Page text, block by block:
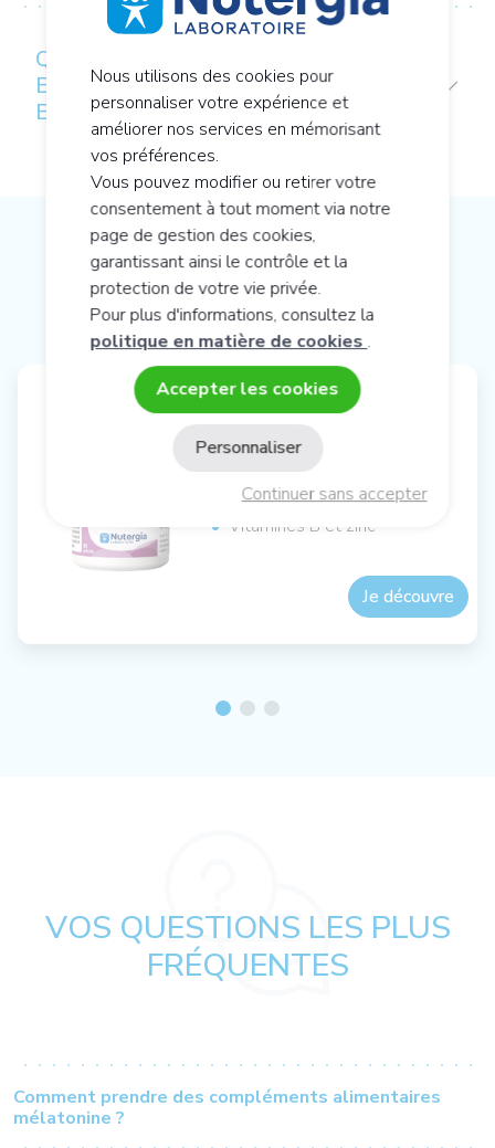
QUALITÉS ET CARACTÉRISTIQUES
ENVIRONNEMENTALES DU PRODUIT
ET DE L'EMBALLAGE
NOTRE CONSEIL EN NUTRITION
CELLULAIRE ACTIVE
Vos favoris
Magnésium
Vitamines B et zinc
Je découvre
VOS QUESTIONS LES PLUS
FRÉQUENTES
Comment prendre des compléments alimentaires
mélatonine ?
Nous utilisons des cookies pour
personnaliser votre expérience et
améliorer nos services en mémorisant
vos préférences.
Vous pouvez modifier ou retirer votre
consentement à tout moment via notre
page de gestion des cookies,
garantissant ainsi le contrôle et la
protection de votre vie privée.
Pour plus d'informations, consultez la
politique en matière de cookies .
Accepter les cookies
Continuer sans accepter
Personnaliser